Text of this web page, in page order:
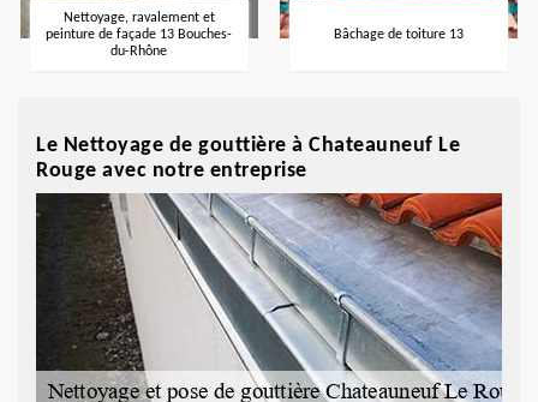
Nettoyage, ravalement et
peinture de façade 13 Bouches-
du-Rhône
Bâchage de toiture 13
Le Nettoyage de gouttière à Chateauneuf Le
Rouge avec notre entreprise